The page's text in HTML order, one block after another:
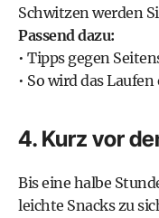
Schwitzen werden
Passend dazu:
• Tipps gegen
• So wird das
4. Kurz vor
Bis eine halbe
leichte Snacks zu